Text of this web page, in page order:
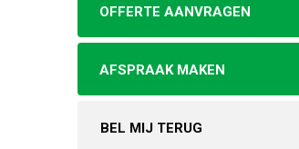
OFFERTE AANVRAGEN
AFSPRAAK MAKEN
BEL MIJ TERUG